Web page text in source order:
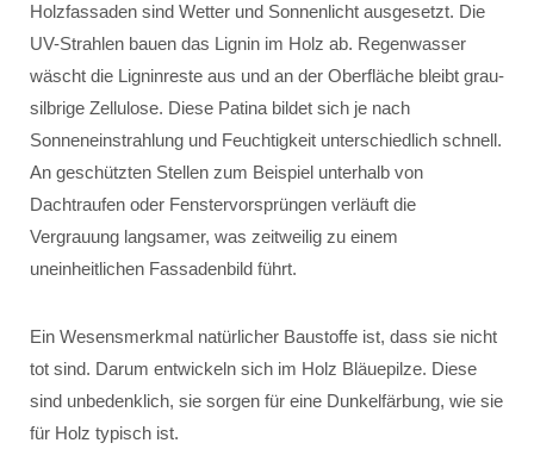
Holzfassaden sind Wetter und Sonnenlicht ausgesetzt. Die
UV-Strahlen bauen das Lignin im Holz ab. Regenwasser
wäscht die Ligninreste aus und an der Oberfläche bleibt grau-
silbrige Zellulose. Diese Patina bildet sich je nach
Sonneneinstrahlung und Feuchtigkeit unterschiedlich schnell.
An geschützten Stellen zum Beispiel unterhalb von
Dachtraufen oder Fenstervorsprüngen verläuft die
Vergrauung langsamer, was zeitweilig zu einem
uneinheitlichen Fassadenbild führt.
Ein Wesensmerkmal natürlicher Baustoffe ist, dass sie nicht
tot sind. Darum entwickeln sich im Holz Bläuepilze. Diese
sind unbedenklich, sie sorgen für eine Dunkelfärbung, wie sie
für Holz typisch ist.